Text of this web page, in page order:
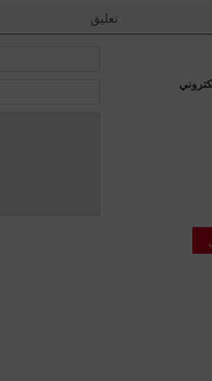
تعليق